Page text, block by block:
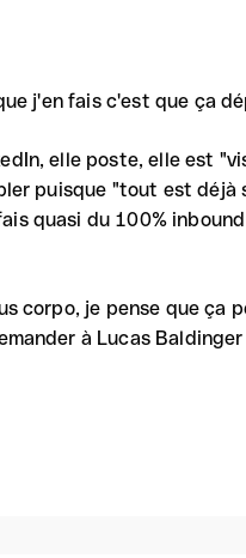
j'en fais c'est que ça
elle poste, elle est
puisque "tout est déjà
quasi du 100%
corpo, je pense que ça
à Lucas